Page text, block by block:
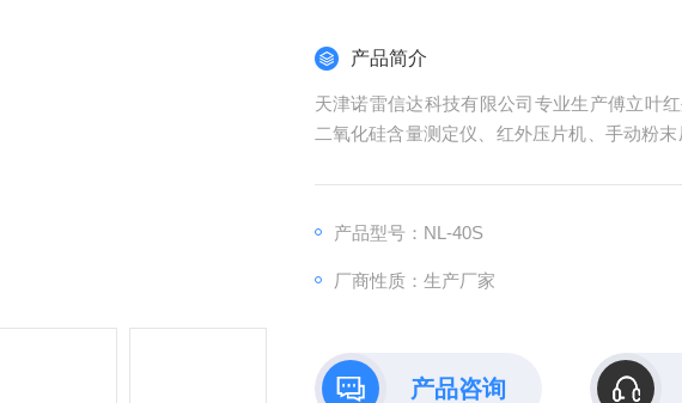
产品简介
天津诺雷信达科技有限公司专业生产傅立叶
二氧化硅含量测定仪、红外压片机、手动粉
产品型号：NL-40S
厂商性质：生产厂家
产品咨询